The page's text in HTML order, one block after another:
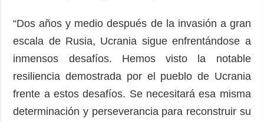
“Dos años y medio después de la invasión a gran
escala de Rusia, Ucrania sigue enfrentándose a
inmensos desafíos. Hemos visto la notable
resiliencia demostrada por el pueblo de Ucrania
frente a estos desafíos. Se necesitará esa misma
determinación y perseverancia para reconstruir su